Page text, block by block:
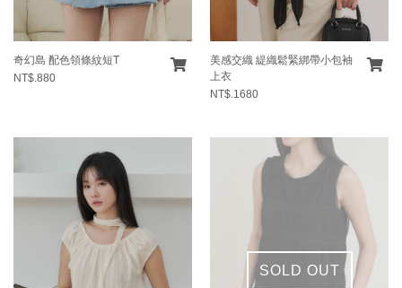
奇幻島 配色領條紋短T
NT$.880
美感交織 緹織鬆緊綁帶小包袖
上衣
NT$.1680
SOLD OUT